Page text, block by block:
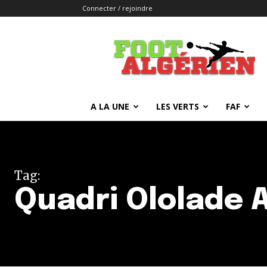
Connecter / rejoindre
FOOTALGERIEN
A LA UNE LES VERTS FAF
Tag:
Quadri Ololade